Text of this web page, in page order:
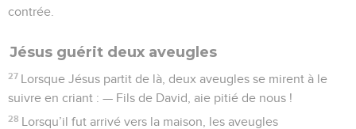
contrée.
Jésus guérit deux aveugles
27 Lorsque Jésus partit de là, deux aveugles se mirent à le
suivre en criant : — Fils de David, aie pitié de nous !
28 Lorsqu’il fut arrivé vers la maison, les aveugles